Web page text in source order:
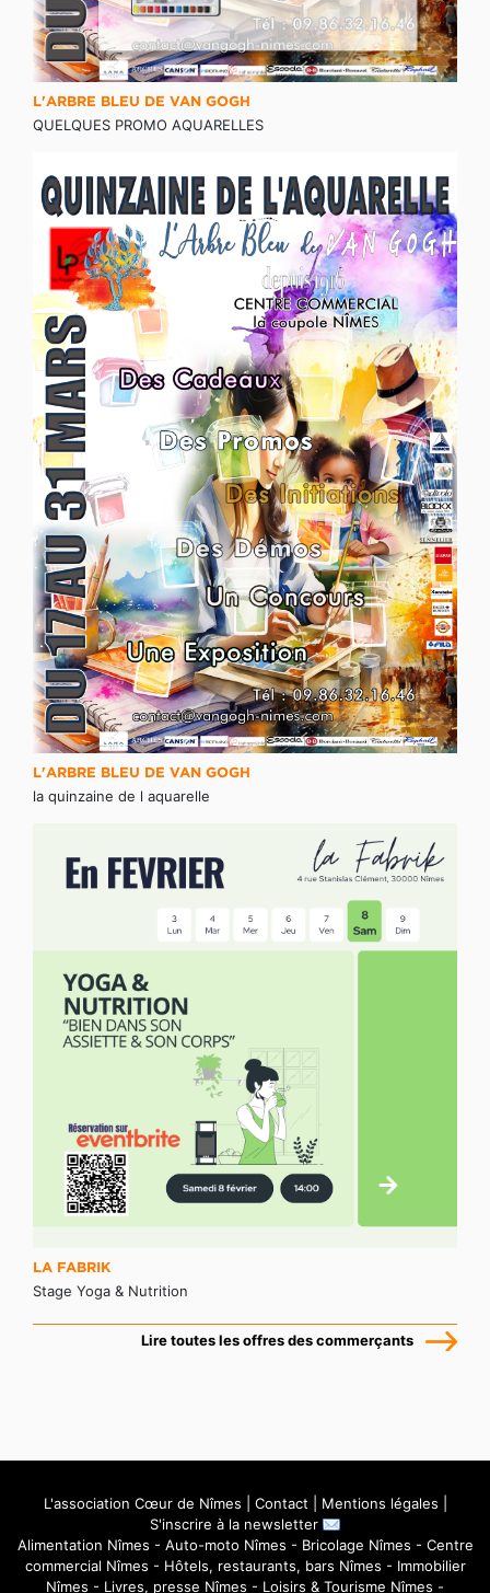
L'ARBRE BLEU DE VAN GOGH
QUELQUES PROMO AQUARELLES
L'ARBRE BLEU DE VAN GOGH
la quinzaine de l aquarelle
LA FABRIK
Stage Yoga & Nutrition
Lire toutes les offres des commerçants
L'association Cœur de Nîmes Contact Mentions légales
S'inscrire à la newsletter
Alimentation Nîmes - Auto-moto Nîmes - Bricolage Nîmes - Centre
commercial Nîmes - Hôtels, restaurants, bars Nîmes - Immobilier
Nîmes - Livres, presse Nîmes - Loisirs & Tourisme Nîmes -